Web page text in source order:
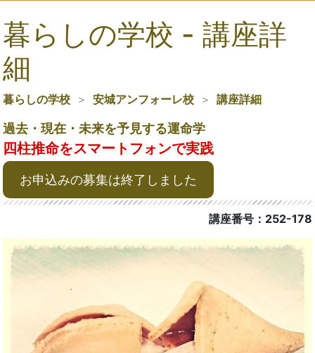
暮らしの学校 - 講座詳
細
暮らしの学校 安城アンフォーレ校 講座詳細
過去・現在・未来を予見する運命学
四柱推命をスマートフォンで実践
お申込みの募集は終了しました
講座番号：252-178